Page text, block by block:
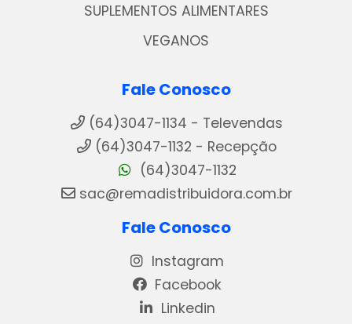
SUPLEMENTOS ALIMENTARES
VEGANOS
Fale Conosco
(64)3047-1134 - Televendas
(64)3047-1132 - Recepção
(64)3047-1132
sac@remadistribuidora.com.br
Fale Conosco
Instagram
Facebook
Linkedin